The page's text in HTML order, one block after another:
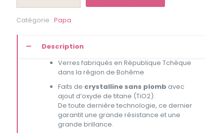
Verre
bière
"Super
Catégorie : Papa
Description
Verres fabriqués en République Tchèque
dans la région de Bohême
Faits de crystalline sans plomb avec
ajout d’oxyde de titane (TiO2).
De toute dernière technologie, ce dernier
garantit une grande résistance et une
grande brillance.